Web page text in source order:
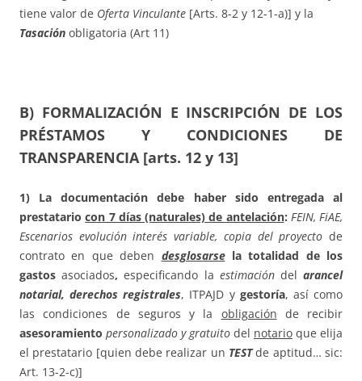
tiene valor de Oferta Vinculante [Arts. 8-2 y 12-1-a)] y la
Tasación obligatoria (Art 11)
B) FORMALIZACIÓN E INSCRIPCIÓN DE LOS
PRÉSTAMOS Y CONDICIONES DE
TRANSPARENCIA [arts. 12 y 13]
1) La documentación debe haber sido entregada al
prestatariocon 7 días (naturales) de antelación: FEIN, FiAE,
Escenarios evolución interés variable, copia del proyecto de
contrato en que deben desglosarsela totalidad de los
gastosasociados,especificando la estimacióndelarancel
notarial, derechos registrales, ITPAJD y gestoría, así como
las condiciones de seguros y la obligación de recibir
asesoramiento personalizado y gratuito del notario que elija
el prestatario [quien debe realizar un TESTde aptitud… sic:
Art. 13-2-c)]